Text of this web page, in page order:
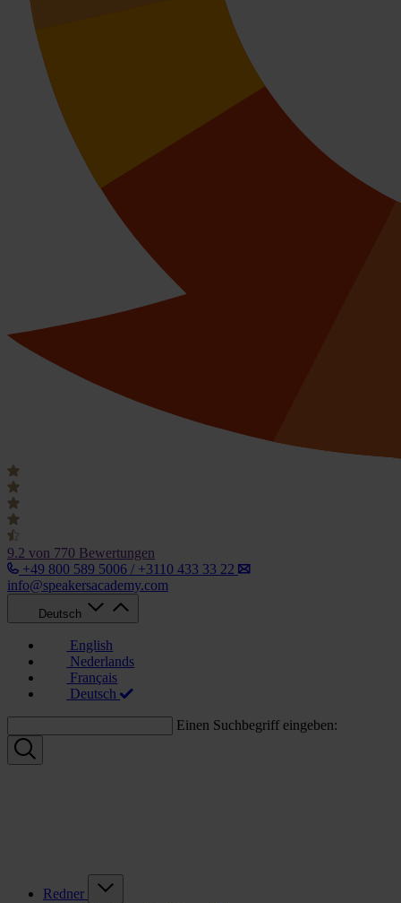
9.2 von 770 Bewertungen
+49 800 589 5006 / +3110 433 33 22
info@speakersacademy.com
Deutsch
English
Nederlands
Français
Deutsch
Einen Suchbegriff eingeben:
Redner